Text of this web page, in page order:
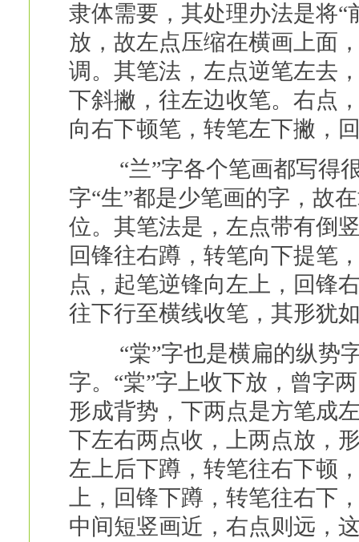
隶体需要，其处理办法是将“
放，故左点压缩在横画上面
调。其笔法，左点逆笔左去
下斜撇，往左边收笔。右点
向右下顿笔，转笔左下撇，
“兰”字各个笔画都写得很
字“生”都是少笔画的字，故
位。其笔法是，左点带有倒
回锋往右蹲，转笔向下提笔
点，起笔逆锋向左上，回锋
往下行至横线收笔，其形犹
“棠”字也是横扁的纵势字
字。“棠”字上收下放，曾字
形成背势，下两点是方笔成
下左右两点收，上两点放，
左上后下蹲，转笔往右下顿
上，回锋下蹲，转笔往右下
中间短竖画近，右点则远，